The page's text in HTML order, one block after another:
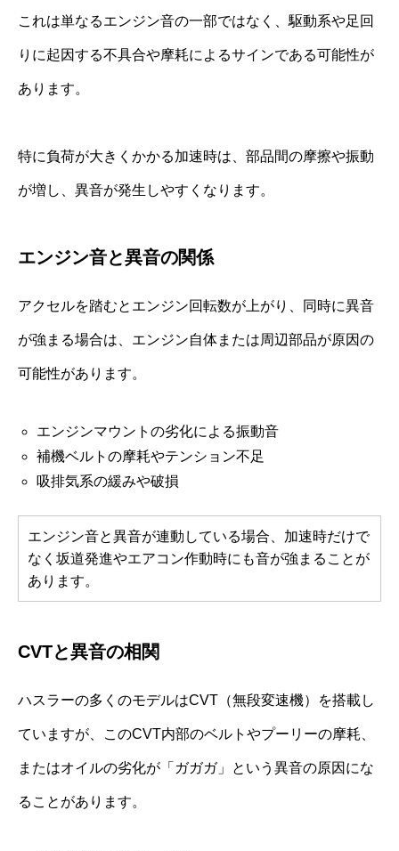
これは単なるエンジン音の一部ではなく、駆動系や足回
りに起因する不具合や摩耗によるサインである可能性が
あります。
特に負荷が大きくかかる加速時は、部品間の摩擦や振動
が増し、異音が発生しやすくなります。
エンジン音と異音の関係
アクセルを踏むとエンジン回転数が上がり、同時に異音
が強まる場合は、エンジン自体または周辺部品が原因の
可能性があります。
エンジンマウントの劣化による振動音
補機ベルトの摩耗やテンション不足
吸排気系の緩みや破損
エンジン音と異音が連動している場合、加速時だけで
なく坂道発進やエアコン作動時にも音が強まることが
あります。
CVTと異音の相関
ハスラーの多くのモデルはCVT（無段変速機）を搭載し
ていますが、このCVT内部のベルトやプーリーの摩耗、
またはオイルの劣化が「ガガガ」という異音の原因にな
ることがあります。